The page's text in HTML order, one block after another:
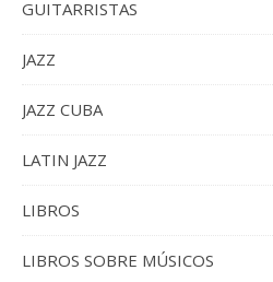
GUITARRISTAS
JAZZ
JAZZ CUBA
LATIN JAZZ
LIBROS
LIBROS SOBRE MÚSICOS